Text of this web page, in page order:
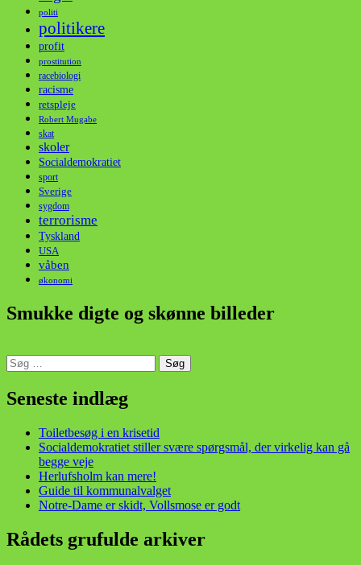
politi
politikere
profit
prostitution
racebiologi
racisme
retspleje
Robert Mugabe
skat
skoler
Socialdemokratiet
sport
Sverige
sygdom
terrorisme
Tyskland
USA
våben
økonomi
Smukke digte og skønne billeder
Søg
efter:
Seneste indlæg
Toiletbesøg i en krisetid
Socialdemokratiet stiller svære spørgsmål, der virkelig kan gå
begge veje
Herlufsholm kan mere!
Guide til kommunalvalget
Notre-Dame er skidt, Vollsmose er godt
Rådets grufulde arkiver